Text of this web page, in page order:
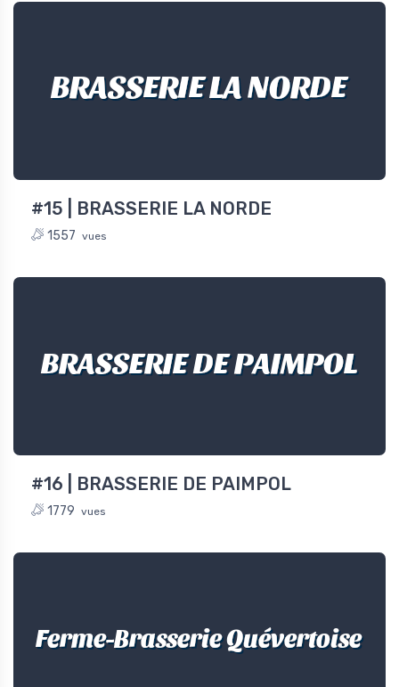
BRASSERIE LA NORDE
#15 | BRASSERIE LA NORDE
1557 vues
BRASSERIE DE PAIMPOL
#16 | BRASSERIE DE PAIMPOL
1779 vues
Ferme-Brasserie Quévertoise